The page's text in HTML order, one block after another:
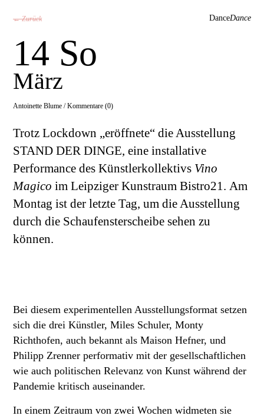
← Zurück DanceDance
14 So
März
Antoinette Blume /Kommentare (0)
Trotz Lockdown „eröffnete“ die Ausstellung
STAND DER DINGE, eine installative
Performance des Künstlerkollektivs Vino
Magico im Leipziger Kunstraum Bistro21. Am
Montag ist der letzte Tag, um die Ausstellung
durch die Schaufensterscheibe sehen zu
können.
Bei diesem experimentellen Ausstellungsformat setzen
sich die drei Künstler, Miles Schuler, Monty
Richthofen, auch bekannt als Maison Hefner, und
Philipp Zrenner performativ mit der gesellschaftlichen
wie auch politischen Relevanz von Kunst während der
Pandemie kritisch auseinander.
In einem Zeitraum von zwei Wochen widmeten sie